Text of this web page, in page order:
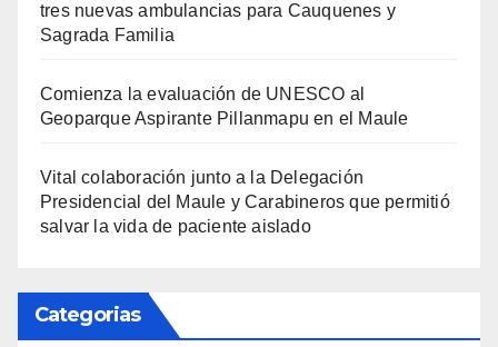
tres nuevas ambulancias para Cauquenes y
Sagrada Familia
Comienza la evaluación de UNESCO al
Geoparque Aspirante Pillanmapu en el Maule
Vital colaboración junto a la Delegación
Presidencial del Maule y Carabineros que permitió
salvar la vida de paciente aislado
Categorias